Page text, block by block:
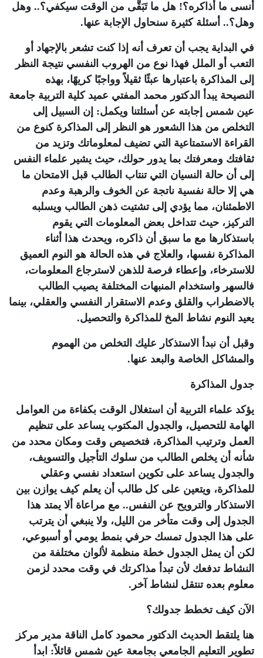
أنسى ما أذاكره؟! هل ما تَبَقَّى من الوقت سيكفي؟.. وهل
وهل؟.. أسئلة كثيرة سنحاول الإجابة عنها.
في البداية يجب أن تعرف أنه إذا كنت تشعر بالإجهاد أو
التعب أو الملل فهذا نوع من الهروب النفسي نتيجة النظر
إلى المذاكرة باعتبارها عبئًا ثقيلاً وواجبًا كريهًا، بهذه
النصيحة يبدأ الدكتور محمد المفتي عميد كلية التربية جامعة
عين شمس إجابته عن أسئلتنا ويكمل: إن السبيل إلى
التخلص من هذا الشعور هو النظر إلى المذاكرة كنوع من
القراءة الاستمتاعية التي تضيف لمعلوماتك وتزيد من
ثقافتك ومعرفتك بما يدور حولك، حيث يشير علماء النفس
إلى أن حالة النسيان التي تنتاب الطالب قبل الامتحان ما
هي إلا حالة نفسية ناتجة عن الخوف والرهبة وعدم
الاطمئنان، مما يؤدي إلى تشتيت ذهن الطالب ويسلبه
التركيز، حيث تتداخل بعض المعلومات التي يقوم
باستذكارها مع ما سبق أن ذاكره، ويحدث هذا أثناء
المذاكرة نفسها، والعلاج في هذه الحالة هو النوم العميق
للاسترخاء، وإعطاء فرصة للذهن لاسترجاع المعلومات،
فالسهر واستخدام المنبهات المختلفة يصيب الطالب
بالاضطراب والقلق وعدم الاستقرار النفسي والعقلي، بينما
يعيد النوم نشاط المخ للمذاكرة والتحصيل.
وقبل أن نبدأ الاستذكار عليك التخلص من الهموم
والمشاكل الخاصة والبعد عنها.
جدول المذاكرة
يؤكد علماء التربية أن استغلال الوقت بكفاءة من العوامل
الهامة للتحصيل، والجدول المكتوب يساعد على تنظيم
العمل وترتيب المذاكرة، فتخصيص وقت ومكان محدد من
شأنه أن يخلص الطالب من سلوك التأجيل والتسويف،
والجدول يساعد على تكوين استعداد نفسي وعقلي
للمذاكرة، ويتعين على كل طالب أن يعلم كيف يوازن بين
الاستذكار والترويح عن النفس.. مع مراعاة ألا يمتد هذا
الجدول إلى وقت متأخر من الليل، ولا ينبغي أن يترتب
على هذا الجدول تمسك حرفي بنمط يومي أو أسبوعي،
لكن أن يمثل الجدول خطة منظمة لألوان مختلفة من
النشاط تدفعك لأن تبدأ مذاكرتك في وقت محدد لزمن
معلوم بعده تنتقل لنشاط آخر.
الآن كيف تخطط جدولك؟
هنا يلتقط الحديث الدكتور محمود كامل الناقة مدير مركز
تطوير التعليم الجامعي بجامعة عين شمس قائلاً: ابدأ